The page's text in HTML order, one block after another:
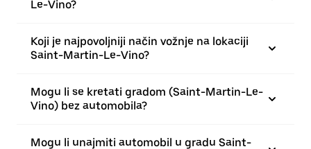
Le-Vino?
Koji je najpovoljniji način vožnje na lokaciji
Saint-Martin-Le-Vino?
Mogu li se kretati gradom (Saint-Martin-Le-
Vino) bez automobila?
Mogu li unajmiti automobil u gradu Saint-